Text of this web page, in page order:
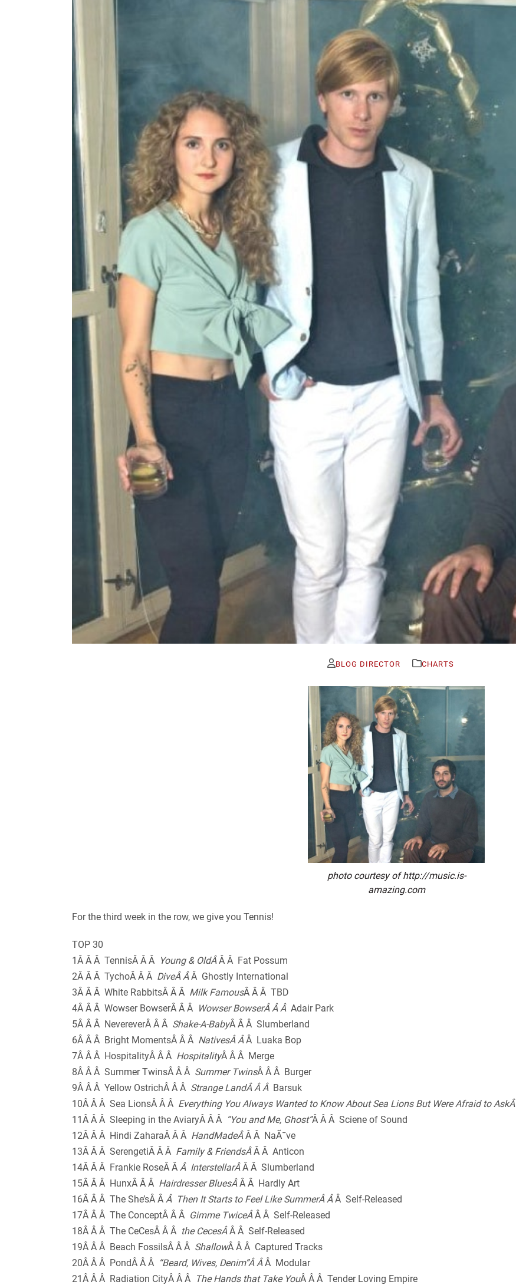
BLOG DIRECTOR CHARTS
photo courtesy of http://music.is-
amazing.com
For the third week in the row, we give you Tennis!
TOP 30
1Â Â Â TennisÂ Â Â Young & OldÂÂ Â Fat Possum
2Â Â Â TychoÂ Â Â DiveÂ ÂÂ Ghostly International
3Â Â Â White RabbitsÂ Â Â Milk FamousÂ Â Â TBD
4Â Â Â Wowser BowserÂ Â Â Wowser BowserÂ Â Â Adair Park
5Â Â Â NevereverÂ Â Â Shake-A-BabyÂ Â Â Slumberland
6Â Â Â Bright MomentsÂ Â Â NativesÂ ÂÂ Luaka Bop
7Â Â Â HospitalityÂ Â Â HospitalityÂ Â Â Merge
8Â Â Â Summer TwinsÂ Â Â Summer TwinsÂ Â Â Burger
9Â Â Â Yellow OstrichÂ Â Â Strange LandÂ Â Â Barsuk
10Â Â Â Sea LionsÂ Â Â Everything You Always Wanted to Know About Sea Lions But Were Afraid to AskÂ
11Â Â Â Sleeping in the AviaryÂ Â Â “You and Me, Ghost”Â Â Â Sciene of Sound
12Â Â Â Hindi ZaharaÂ Â Â HandMadeÂÂ Â NaÃ¯ve
13Â Â Â SerengetiÂ Â Â Family & FriendsÂÂ Â Anticon
14Â Â Â Frankie RoseÂ Â Â InterstellarÂÂ Â Slumberland
15Â Â Â HunxÂ Â Â Hairdresser BluesÂÂ Â Hardly Art
16Â Â Â The She’sÂ Â Â Then It Starts to Feel Like SummerÂ ÂÂ Self-Released
17Â Â Â The ConceptÂ Â Â Gimme TwiceÂÂ Â Self-Released
18Â Â Â The CeCesÂ Â Â the CecesÂÂ Â Self-Released
19Â Â Â Beach FossilsÂ Â Â ShallowÂ Â Â Captured Tracks
20Â Â Â PondÂ Â Â “Beard, Wives, Denim”Â ÂÂ Modular
21Â Â Â Radiation CityÂ Â Â The Hands that Take YouÂ Â Â Tender Loving Empire